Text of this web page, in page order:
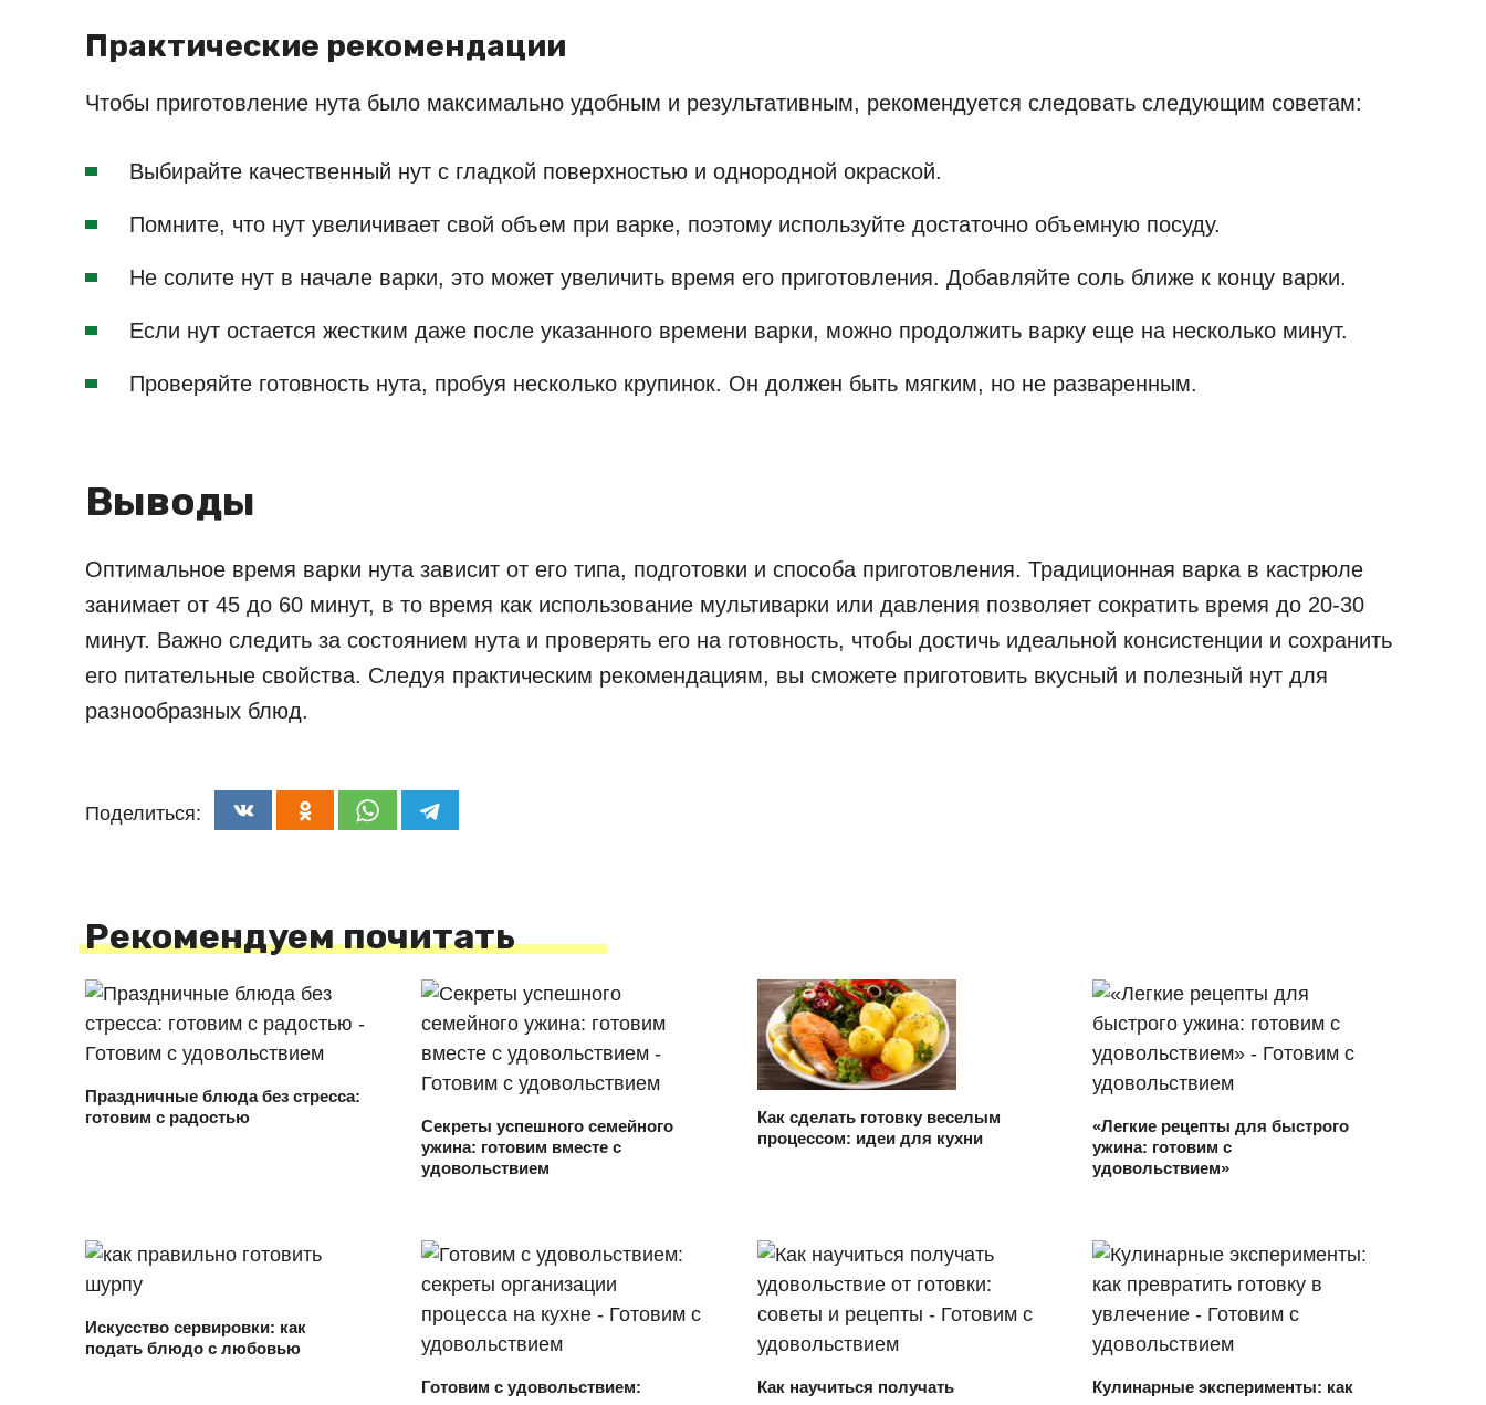
Практические рекомендации
Чтобы приготовление нута было максимально удобным и результативным, рекомендуется следовать следующим советам:
Выбирайте качественный нут с гладкой поверхностью и однородной окраской.
Помните, что нут увеличивает свой объем при варке, поэтому используйте достаточно объемную посуду.
Не солите нут в начале варки, это может увеличить время его приготовления. Добавляйте соль ближе к концу варки.
Если нут остается жестким даже после указанного времени варки, можно продолжить варку еще на несколько минут.
Проверяйте готовность нута, пробуя несколько крупинок. Он должен быть мягким, но не разваренным.
Выводы
Оптимальное время варки нута зависит от его типа, подготовки и способа приготовления. Традиционная варка в кастрюле
занимает от 45 до 60 минут, в то время как использование мультиварки или давления позволяет сократить время до 20-30
минут. Важно следить за состоянием нута и проверять его на готовность, чтобы достичь идеальной консистенции и сохранить
его питательные свойства. Следуя практическим рекомендациям, вы сможете приготовить вкусный и полезный нут для
разнообразных блюд.
Поделиться:
Рекомендуем почитать
Праздничные блюда без стресса:
готовим с радостью
Секреты успешного семейного
ужина: готовим вместе с
удовольствием
Как сделать готовку веселым
процессом: идеи для кухни
«Легкие рецепты для быстрого
ужина: готовим с
удовольствием»
Искусство сервировки: как
подать блюдо с любовью
Готовим с удовольствием:
Как научиться получать
Кулинарные эксперименты: как